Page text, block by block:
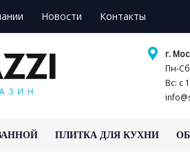
Новости Контакты
г.
Пн-
Вс: с
ПЛИТКА ДЛЯ КУХНИ